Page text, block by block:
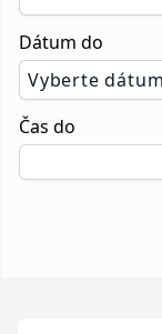
Dátum do
Vyberte dátum
Čas do